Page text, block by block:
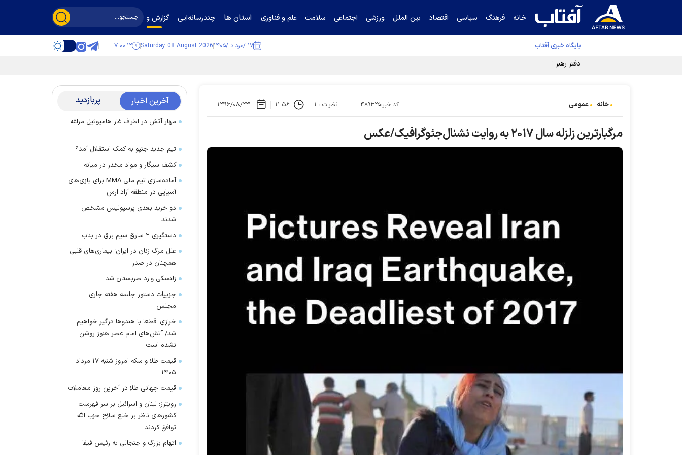
خانه فرهنگ سیاسی اقتصاد بین الملل ورزشی اجتماعی سلامت علم و فناوری استان ها چندرسانه‌ایی گزارش و گفت‌وگو
پایگاه خبری آفتاب ۱۷ /مرداد /۱۴۰۵ Saturday 08 August 2026 ۷:۰۰:۱۳
دفتر رهبر انقلاب ادعای خرازی درباره پزشکیان را تکذیب کرد
خانه عمومی کد خبر:۴۸۹۳۲۵ نظرات : ۱ ۱۱:۵۶ ۱۳۹۶/۰۸/۲۳
مرگبارترین زلزله سال ۲۰۱۷ به روایت نشنال‌جئوگرافیک/عکس
آخرین اخبار پربازدید
مهار آتش در اطراف غار هامپوئیل مراغه
تیم جدید جنپو به کمک استقلال آمد؟
کشف سیگار و مواد مخدر در میانه
آماده‌سازی تیم ملی MMA برای بازی‌های
آسیایی در منطقه آزاد ارس
دو خرید بعدی پرسپولیس مشخص
شدند
دستگیری ۲ سارق سیم برق در بناب
علل مرگ زنان در ایران؛ بیماری‌های قلبی
همچنان در صدر
زلنسکی وارد صربستان شد
جزییات دستور جلسه هفته جاری
مجلس
خرازی: قطعا با هندو‌ها درگیر خواهیم
شد/ آتش‌های امام عصر هنوز روشن
نشده است
قیمت طلا و سکه امروز شنبه ۱۷ مرداد
۱۴۰۵
قیمت جهانی طلا در آخرین روز معاملات
رویترز: لبنان و اسرائیل بر سر فهرست
کشور‌های ناظر بر خلع سلاح حزب الله
توافق کردند
اتهام بزرگ و جنجالی به رئیس فیفا